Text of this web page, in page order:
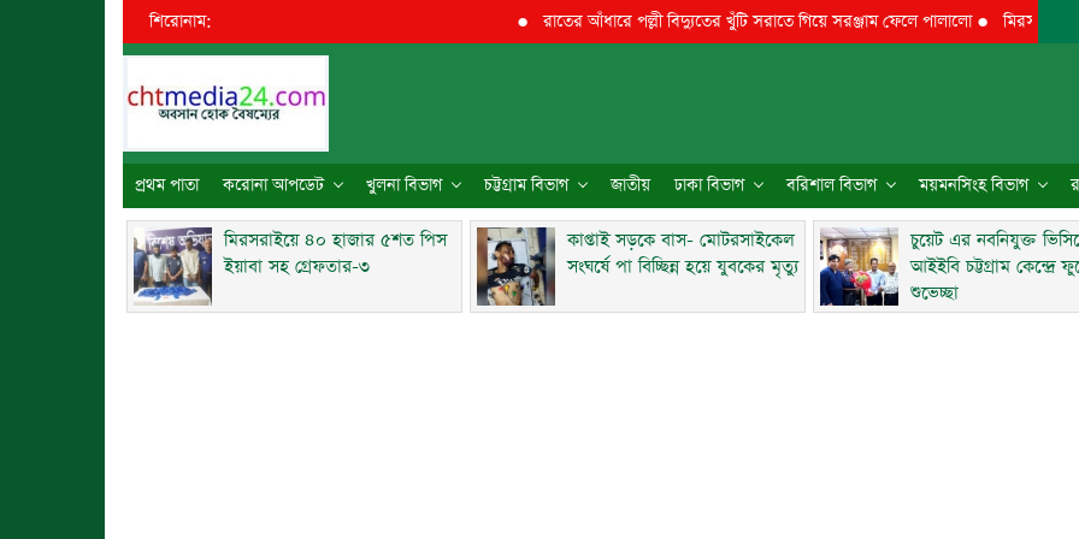
শিরোনাম: রাতের আঁধারে পল্লী বিদ্যুতের খুঁটি সরাতে গিয়ে সরঞ্জাম ফেলে পালালো●মিরসরাইয়ে ৪০
প্রথম পাতা করোনা আপডেট খুলনা বিভাগ চট্টগ্রাম বিভাগ জাতীয় ঢাকা বিভাগ বরিশাল বিভাগ ময়মনসিংহ বিভাগ
মিরসরাইয়ে ৪০ হাজার ৫শত পিস
ইয়াবা সহ গ্রেফতার-৩
কাপ্তাই সড়কে বাস- মোটরসাইকেল
সংঘর্ষে পা বিচ্ছিন্ন হয়ে যুবকের মৃত্যু
চুয়েট এর নবনিযুক্ত
আইইবি চট্টগ্রাম কেন্দ্রে
শুভেচ্ছা